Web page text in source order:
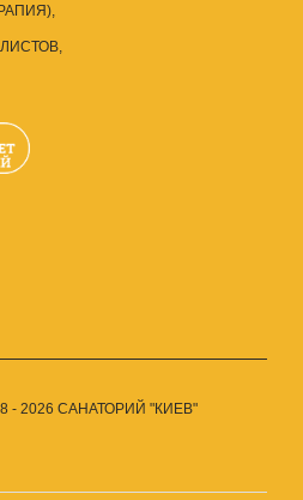
- 2026 САНАТОРИЙ "КИЕВ"